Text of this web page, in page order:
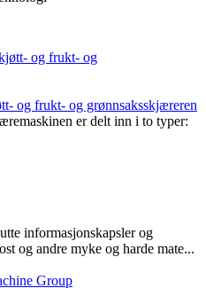
og frukt- og grønnsaksskjæreren
er delt inn i to typer:
informasjonskapsler og
og andre myke og harde mate...